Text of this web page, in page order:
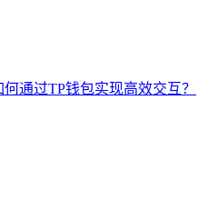
通过TP钱包实现高效交互？